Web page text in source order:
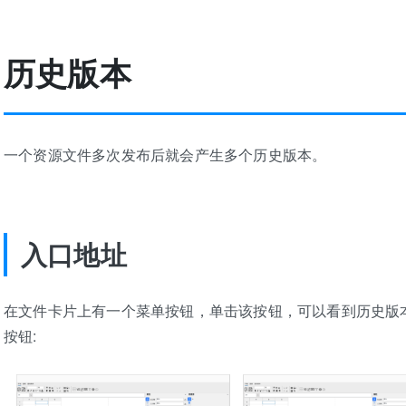
历史版本
一个资源文件多次发布后就会产生多个历史版本。
入口地址
在文件卡片上有一个菜单按钮，单击该按钮，可以看到历史版
按钮: